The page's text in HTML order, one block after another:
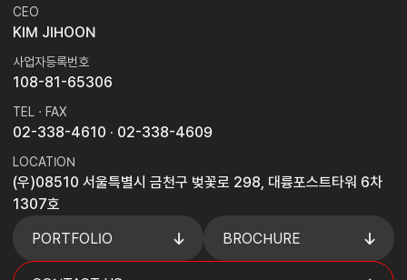
CEO
KIM JIHOON
사업자등록번호
108-81-65306
TEL · FAX
02-338-4610 · 02-338-4609
LOCATION
(우)08510 서울특별시 금천구 벚꽃로 298, 대륭포스트타워 6차
1307호
PORTFOLIO
BROCHURE